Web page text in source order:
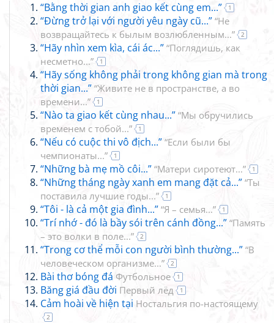
“Bằng thời gian anh giao kết cùng em...” 1
“Đừng trở lại với người yêu ngày cũ...” “Не
возвращайтесь к былым возлюбленным...”
2
“Hãy nhìn xem kìa, cái ác...” “Поглядишь, как
несметно...”
1
“Hãy sống không phải trong không gian mà trong
thời gian...” “Живите не в пространстве, а во
времени...”
1
“Nào ta giao kết cùng nhau...” “Мы обручились
временем с тобой...”
1
“Nếu có cuộc thi vô địch...” “Если были бы
чемпионаты...”
1
“Những bà mẹ mồ côi...” “Матери сиротеют...” 1
“Những tháng ngày xanh em mang đặt cả...” “Ты
поставила лучшие годы...”
1
“Tôi - là cả một gia đình...” “Я – семья...” 1
“Trí nhớ - đó là bầy sói trên cánh đồng...” “Память
– это волки в поле...”
2
“Trong cơ thể mỗi con người bình thường...” “В
человеческом организме...”
2
Bài thơ bóng đá Футбольное 1
Băng giá đầu đời Первый лёд 1
Cảm hoài về hiện tại Ностальгия по-настоящему
2